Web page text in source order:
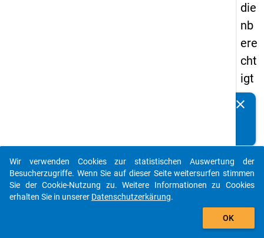
die
nb
ere
cht
igt
en
s
20
18
clear
auto_stories
add_shopping_cart
Wir verwenden Cookies zur statistischen Auswertung der
Besucherzugriffe. Wenn Sie auf dieser Seite weitersurfen stimmen
Sie der Cookie-Nutzung zu. Weitere Informationen zu Cookies
erhalten Sie in unserer Datenschutzerkärung.
OK